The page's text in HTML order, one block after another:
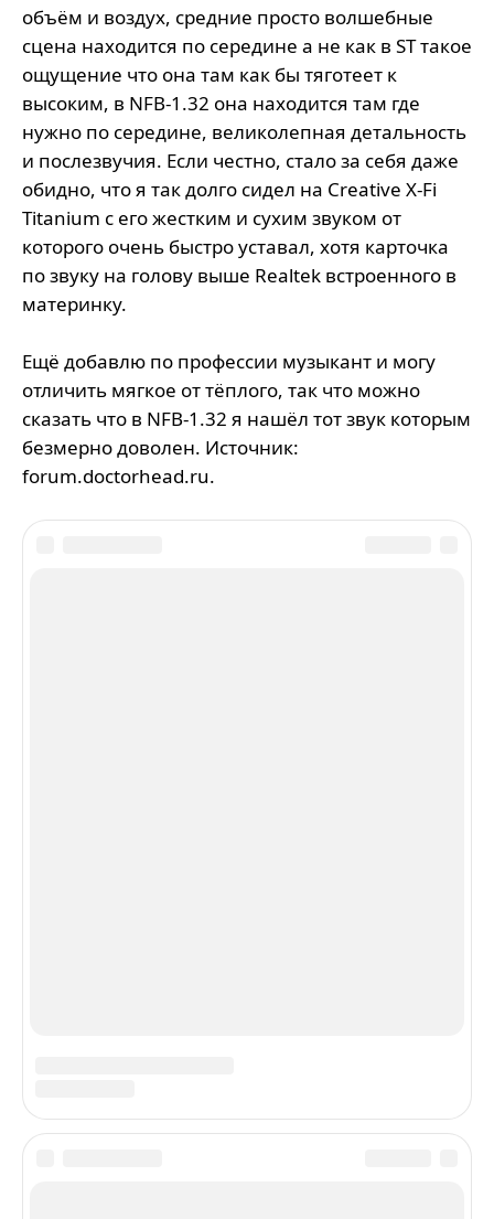
объём и воздух, средние просто волшебные
сцена находится по середине а не как в ST такое
ощущение что она там как бы тяготеет к
высоким, в NFB-1.32 она находится там где
нужно по середине, великолепная детальность
и послезвучия. Если честно, стало за себя даже
обидно, что я так долго сидел на Creative X-Fi
Titanium с его жестким и сухим звуком от
которого очень быстро уставал, хотя карточка
по звуку на голову выше Realtek встроенного в
материнку.
Ещё добавлю по профессии музыкант и могу
отличить мягкое от тёплого, так что можно
сказать что в NFB-1.32 я нашёл тот звук которым
безмерно доволен. Источник:
forum.doctorhead.ru.